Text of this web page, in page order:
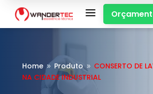
a
Home 9 Produto 9 CONSERTO DE
NA CIDADE INDUSTRIAL